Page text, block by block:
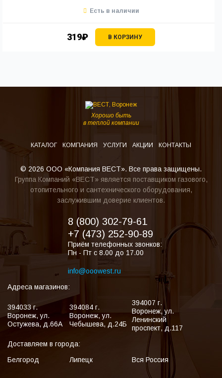
319₽ В КОРЗИНУ
Есть в наличии
Хорошо быть
в теплой компании
КАТАЛОГ КОМПАНИЯ УСЛУГИ АКЦИИ КОНТАКТЫ
© 2026 ООО «Компания ВЕСТ». Все права защищены.
Группа Компаний «ВЕСТ» является поставщиком газового,
отопительного и сантехнического оборудования,
заслужившим доверие клиентов.
8 (800) 302-79-61
+7 (473) 252-90-89
Приём телефонных звонков:
Пн - Пт с 8.00 до 17.00
info@ooowest.ru
Адреса магазинов:
394033 г.
Воронеж,ул.
Остужева, д.66А
394084 г.
Воронеж,ул.
Чебышева, д.24Б
394007 г.
Воронеж,ул.
Ленинский
проспект, д.117
Доставляем в города:
Белгород
Липецк Вся Россия